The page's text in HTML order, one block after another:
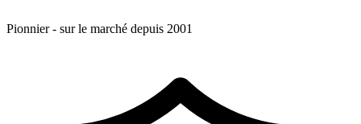
Pionnier - sur le marché depuis 2001